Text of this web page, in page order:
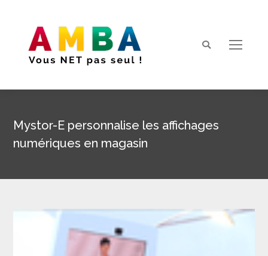
Search:
Mystor-E personnalise les affichages
numériques en magasin